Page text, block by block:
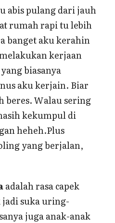
abis pulang dari jauh
rumah rapi tu lebih
banget aku kerahin
kerjaan
biasanya
aku kerjain. Biar
beres. Walau sering
kekumpul di
heheh.Plus
yang berjalan,
adalah rasa capek
suka uring-
juga anak-anak